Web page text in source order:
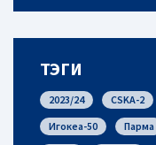
ТЭГИ
2023/24 CSKA-2
Игокеа-50
Парма